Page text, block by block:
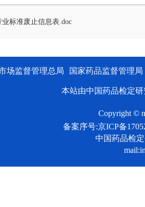
标准废止信息表.doc
场监督管理总局 国家药品监督管理局
本站由中国药品检定
Copyright ©
备案序号:京ICP备
中国药品检